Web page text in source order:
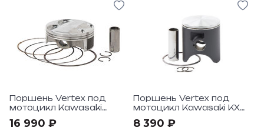
Поршень Vertex под
мотоцикл Kawasaki
16 990 ₽
Поршень Vertex под
мотоцикл Kawasaki KX
03-06
8 390 ₽